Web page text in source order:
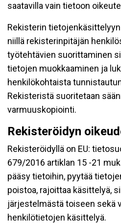
saatavilla vain tietoon
Rekisterin
niillä rekisterinpitäjän
työtehtävien suorittaminen
tietojen muokkaaminen ja
henkilökohtaista
Rekisteristä suoritetaan
varmuuskopiointi.
Rekisteröidyn
Rekisteröidyllä on EU:
679/2016 artiklan 15 -21
pääsy tietoihin, pyytää
poistoa, rajoittaa käsittelyä,
järjestelmästä toiseen sekä
henkilötietojen käsittelyä.